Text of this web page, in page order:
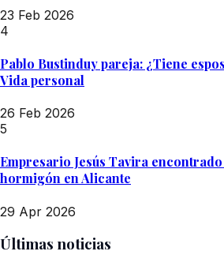
23 Feb 2026
4
Pablo Bustinduy pareja: ¿Tiene
Vida personal
26 Feb 2026
5
Empresario Jesús Tavira
hormigón en Alicante
29 Apr 2026
Últimas noticias